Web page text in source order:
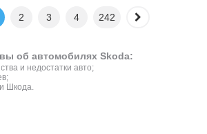
2 3 4 242
об автомобилях Skoda:
и недостатки авто;
Шкода.